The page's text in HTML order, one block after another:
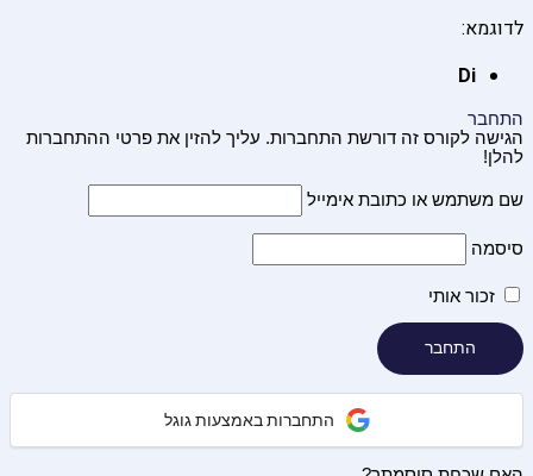
לדוגמא:
Di
התחבר
הגישה לקורס זה דורשת התחברות. עליך להזין את פרטי ההתחברות
להלן!
שם משתמש או כתובת אימייל
סיסמה
זכור אותי
התחברות באמצעות גוגל